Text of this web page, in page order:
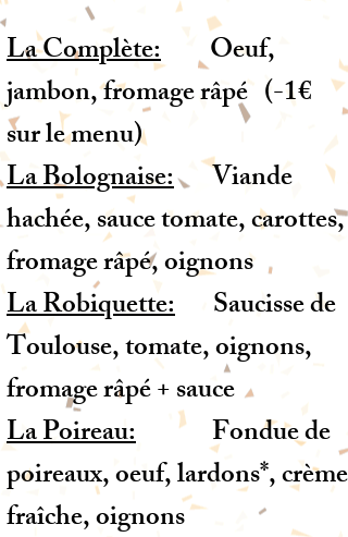
La Complète:Oeuf,
jambon, fromage râpé (-1€
sur le menu)
La Bolognaise:Viande
hachée, sauce tomate, carottes,
fromage râpé, oignons
La Robiquette: Saucisse de
Toulouse, tomate, oignons,
fromage râpé + sauce
La Poireau: Fondue de
poireaux, oeuf, lardons*, crème
fraîche, oignons